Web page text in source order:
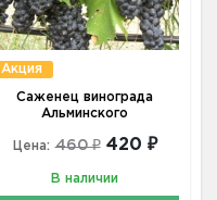
Акция
Саженец винограда
Альминского
Цена: 460 ₽ 420 ₽
В наличии